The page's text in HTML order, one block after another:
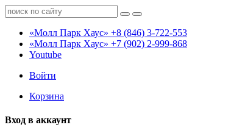
«Молл Парк Хаус» +8 (846) 3-722-553
«Молл Парк Хаус» +7 (902) 2-999-868
Youtube
Войти
Корзина
Вход в аккаунт